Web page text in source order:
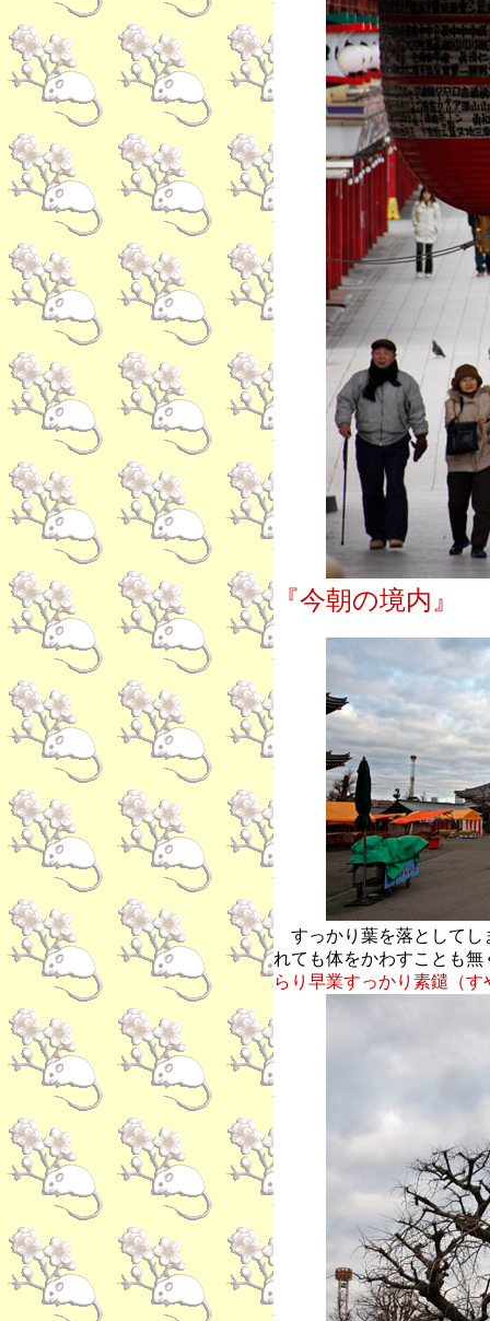
『今朝の境内』
すっかり葉を落としてし
れても体をかわすことも
らり早業すっかり素鑓 （